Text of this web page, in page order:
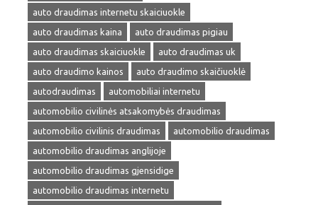
auto draudimas internetu skaiciuokle
auto draudimas kaina
auto draudimas pigiau
auto draudimas skaiciuokle
auto draudimas uk
auto draudimo kainos
auto draudimo skaičiuoklė
autodraudimas
automobiliai internetu
automobilio civilinės atsakomybės draudimas
automobilio civilinis draudimas
automobilio draudimas
automobilio draudimas anglijoje
automobilio draudimas gjensidige
automobilio draudimas internetu